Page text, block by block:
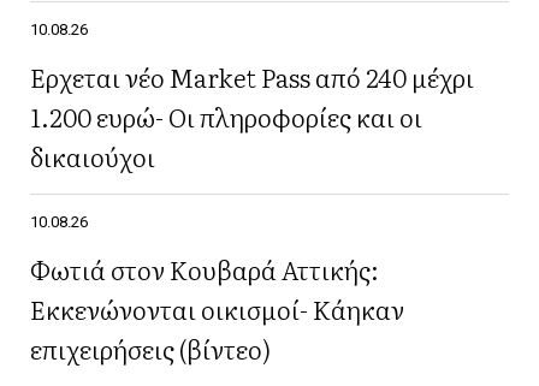
10.08.26
Έρχεται νέο Market Pass από 240 μέχρι
1.200 ευρώ- Οι πληροφορίες και οι
δικαιούχοι
10.08.26
Φωτιά στον Κουβαρά Αττικής:
Εκκενώνονται οικισμοί- Κάηκαν
επιχειρήσεις (βίντεο)